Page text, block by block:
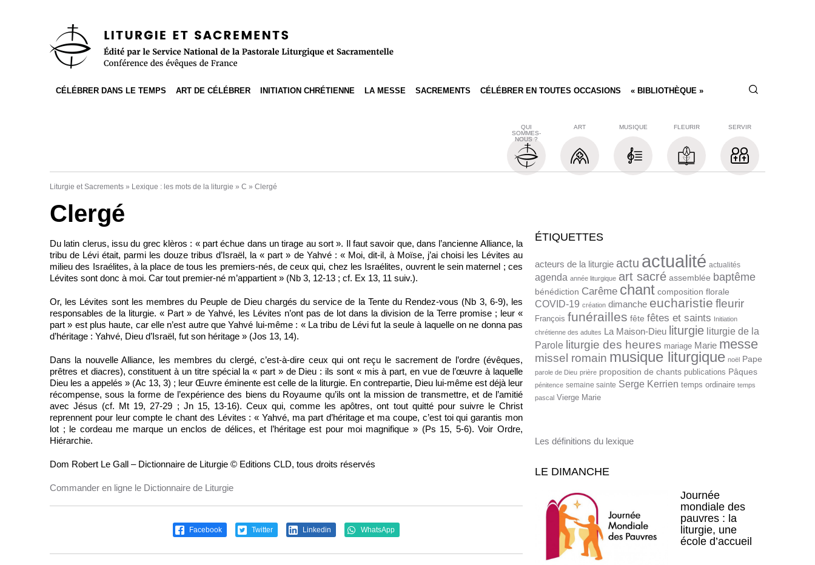
Accès direct à la recherche
CÉLÉBRER DANS LE TEMPS ART DE CÉLÉBRER INITIATION CHRÉTIENNE LA MESSE SACREMENTS CÉLÉBRER EN TOUTES OCCASIONS « BIBLIOTHÈQUE »
QUI
SOMMES-
NOUS ?
ART MUSIQUE FLEURIR SERVIR
Liturgie et Sacrements » Lexique : les mots de la liturgie » C » Clergé
Clergé
Du latin clerus, issu du grec klèros : « part échue dans un tirage au sort ». Il faut savoir que, dans l’ancienne Alliance, la
tribu de Lévi était, parmi les douze tribus d’Israël, la « part » de Yahvé : « Moi, dit-il, à Moïse, j’ai choisi les Lévites au
milieu des Israélites, à la place de tous les premiers-nés, de ceux qui, chez les Israélites, ouvrent le sein maternel ; ces
Lévites sont donc à moi. Car tout premier-né m’appartient » (Nb 3, 12-13 ; cf. Ex 13, 11 suiv.).
Or, les Lévites sont les membres du Peuple de Dieu chargés du service de la Tente du Rendez-vous (Nb 3, 6-9), les
responsables de la liturgie. « Part » de Yahvé, les Lévites n’ont pas de lot dans la division de la Terre promise ; leur «
part » est plus haute, car elle n’est autre que Yahvé lui-même : « La tribu de Lévi fut la seule à laquelle on ne donna pas
d’héritage : Yahvé, Dieu d’Israël, fut son héritage » (Jos 13, 14).
Dans la nouvelle Alliance, les membres du clergé, c’est-à-dire ceux qui ont reçu le sacrement de l’ordre (évêques,
prêtres et diacres), constituent à un titre spécial la « part » de Dieu : ils sont « mis à part, en vue de l’œuvre à laquelle
Dieu les a appelés » (Ac 13, 3) ; leur Œuvre éminente est celle de la liturgie. En contre­partie, Dieu lui-même est déjà leur
récompense, sous la forme de l’expérience des biens du Royaume qu’ils ont la mission de trans­mettre, et de l’amitié
avec Jésus (cf. Mt 19, 27-29 ; Jn 15, 13-16). Ceux qui, comme les apôtres, ont tout quitté pour suivre le Christ
reprennent pour leur compte le chant des Lévites : « Yahvé, ma part d’héritage et ma coupe, c’est toi qui garantis mon
lot ; le cor­deau me marque un enclos de délices, et l’héritage est pour moi magnifique » (Ps 15, 5-6). Voir Ordre,
Hiérarchie.
Dom Robert Le Gall – Dictionnaire de Liturgie © Editions CLD, tous droits réservés
Commander en ligne le Dictionnaire de Liturgie
Facebook Twitter Linkedin WhatsApp
ÉTIQUETTES
acteurs de la liturgie actu actualité actualités
agenda année liturgique art sacré assemblée baptême
bénédiction Carême chant composition florale
COVID-19 création dimanche eucharistie fleurir
François funérailles fête fêtes et saints Initiation
chrétienne des adultes La Maison-Dieu liturgie liturgie de la
Parole liturgie des heures mariage Marie messe
missel romain musique liturgique noël Pape
parole de Dieu prière proposition de chants publications Pâques
pénitence semaine sainte Serge Kerrien temps ordinaire temps
pascal Vierge Marie
Les définitions du lexique
LE DIMANCHE
Journée
mondiale des
pauvres : la
liturgie, une
école d’accueil